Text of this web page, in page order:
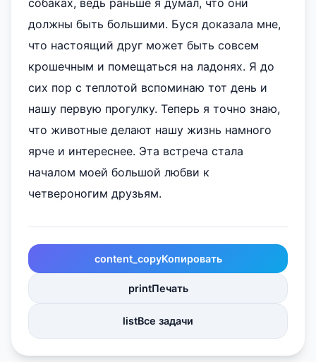
собаках, ведь раньше я думал, что они
должны быть большими. Буся доказала мне,
что настоящий друг может быть совсем
крошечным и помещаться на ладонях. Я до
сих пор с теплотой вспоминаю тот день и
нашу первую прогулку. Теперь я точно знаю,
что животные делают нашу жизнь намного
ярче и интереснее. Эта встреча стала
началом моей большой любви к
четвероногим друзьям.
content_copyКопировать
printПечать
listВсе задачи